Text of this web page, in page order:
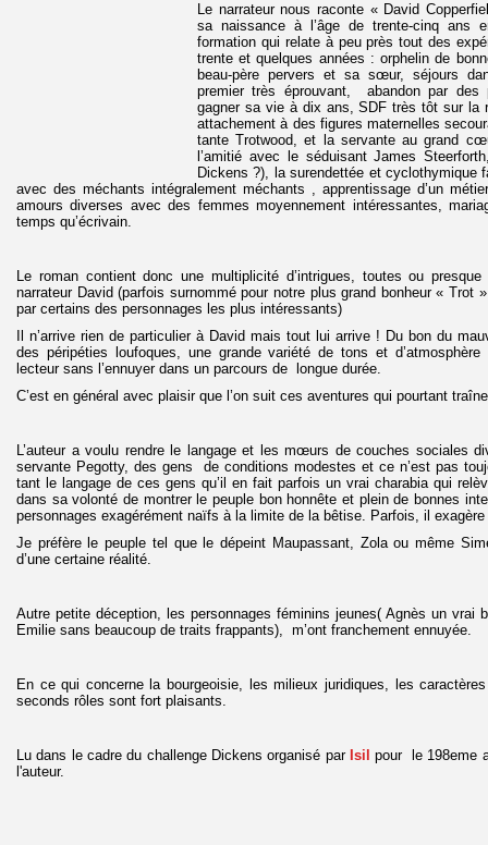
Le narrateur nous raconte « David
sa naissance à l’âge de trente-cinq ans
formation qui relate à peu près tout des
trente et quelques années : orphelin de
beau-père pervers et sa sœur, séjours
premier très éprouvant, abandon par des
gagner sa vie à dix ans, SDF très tôt sur la
attachement à des figures maternelles
tante Trotwood, et la servante au grand
l’amitié avec le séduisant James
Dickens ?), la surendettée et cyclothymique
avec des méchants intégralement méchants , apprentissage d’un
amours diverses avec des femmes moyennement intéressantes,
temps qu’écrivain.
Le roman contient donc une multiplicité d’intrigues, toutes ou
narrateur David (parfois surnommé pour notre plus grand bonheur « Trot
par certains des personnages les plus intéressants)
Il n’arrive rien de particulier à David mais tout lui arrive ! Du bon du
des péripéties loufoques, une grande variété de tons et
lecteur sans l’ennuyer dans un parcours de longue durée.
C’est en général avec plaisir que l’on suit ces aventures qui pourtant
L’auteur a voulu rendre le langage et les mœurs de couches sociales
servante Pegotty, des gens de conditions modestes et ce n’est pas
tant le langage de ces gens qu’il en fait parfois un vrai charabia qui
dans sa volonté de montrer le peuple bon honnête et plein de bonnes
personnages exagérément naïfs à la limite de la bêtise. Parfois, il
Je préfère le peuple tel que le dépeint Maupassant, Zola ou même
d’une certaine réalité.
Autre petite déception, les personnages féminins jeunes( Agnès un vrai
Emilie sans beaucoup de traits frappants), m’ont franchement ennuyée.
En ce qui concerne la bourgeoisie, les milieux juridiques, les
seconds rôles sont fort plaisants.
Lu dans le cadre du challenge Dickens organisé par Isil pour le 198eme
l'auteur.